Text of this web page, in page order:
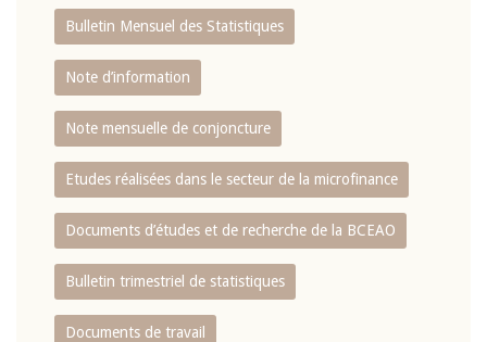
Bulletin Mensuel des Statistiques
Note d’information
Note mensuelle de conjoncture
Etudes réalisées dans le secteur de la microfinance
Documents d’études et de recherche de la BCEAO
Bulletin trimestriel de statistiques
Documents de travail